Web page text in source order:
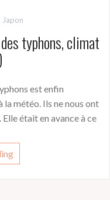
Japon
typhons, climat
est enfin
la météo. Ils ne nous ont
était en avance à ce